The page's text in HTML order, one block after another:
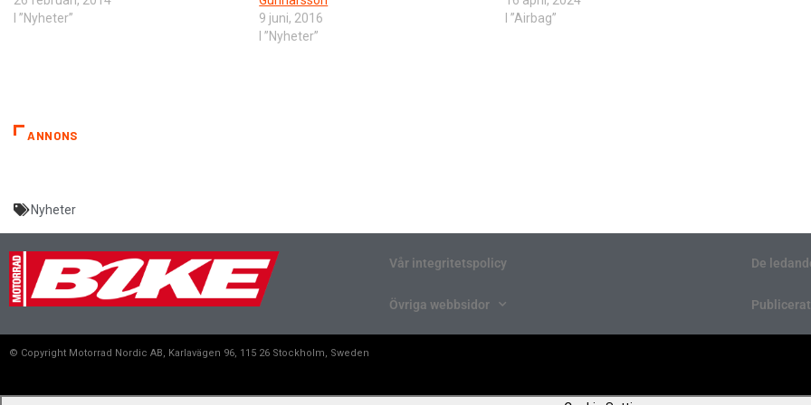
I ”Nyheter”
9 juni, 2016
I ”Nyheter”
I ”Airbag”
ANNONS
Nyheter
Vår integritetspolicy
Övriga webbsidor
De
Publicerat
© Copyright Motorrad Nordic AB, Karlavägen 96, 115 26 Stockholm, Sweden